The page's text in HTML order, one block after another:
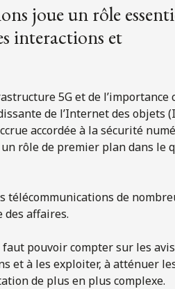
joue un rôle
interactions et
5G et de l’importance
de l’Internet des objets
accordée à la sécurité
rôle de premier plan dans le
télécommunications de
des affaires.
pouvoir compter sur les
et à les exploiter, à atténuer
de plus en plus complexe.